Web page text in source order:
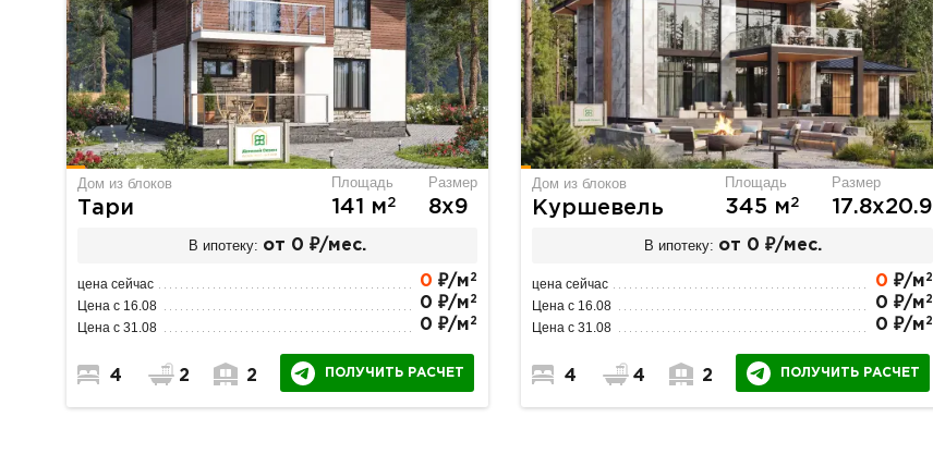
Дом из блоков
Тари
Площадь
141 м2
Размер
8х9
В ипотеку: от 0 ₽/мес.
цена сейчас 0 ₽/м 2
Цена с 16.08 0 ₽/м 2
Цена с 31.08 0 ₽/м 2
4 2 2 ПОЛУЧИТЬ РАСЧЕТ
Дом из блоков
Куршевель
Площадь
345 м2
Размер
17.8х20.9
В ипотеку: от 0 ₽/мес.
цена сейчас 0 ₽/м 2
Цена с 16.08 0 ₽/м 2
Цена с 31.08 0 ₽/м 2
4 4 2 ПОЛУЧИТЬ РАСЧЕТ